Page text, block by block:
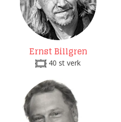
Ernst Billgren
40 st verk